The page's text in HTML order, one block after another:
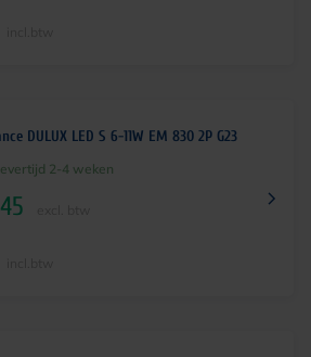
DULUX LED S 6-11W EM 830 2P G23
2-4 weken